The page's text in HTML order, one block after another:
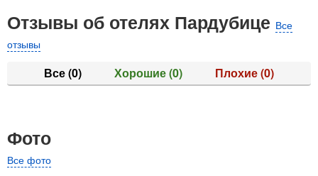
Отзывы об отелях Пардубице Все
отзывы
Все(0) Хорошие(0) Плохие(0)
Фото
Все фото